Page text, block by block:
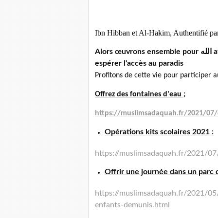
Ibn Hibban et Al-Hakim, Authentifié
Alors œuvrons ensemble pour الله afin de remplir notre balance de hassanetes et
espérer l'accès au paradis
Profitons de cette vie pour participer
Offrez des fontaines d'eau ;
https://muslimsadaquah.fr/2021/
Opérations kits scolaires 2021 :
https://muslimsadaquah.fr/2021/
Offrir une journée dans un parc
https://muslimsadaquah.fr/2021/
enfants-demunis.html